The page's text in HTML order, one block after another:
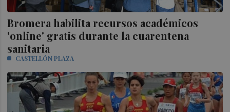
Bromera habilita recursos académicos
'online' gratis durante la cuarentena
sanitaria
CASTELLÓN PLAZA